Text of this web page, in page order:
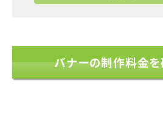
バナーの制作料金